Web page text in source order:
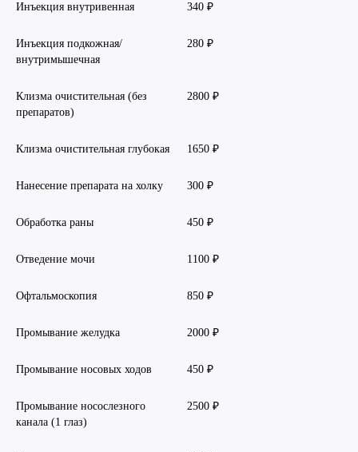
Инъекция внутривенная 340 ₽
Инъекция подкожная/
внутримышечная
280 ₽
Клизма очистительная (без
препаратов)
2800 ₽
Клизма очистительная глубокая 1650 ₽
Нанесение препарата на холку 300 ₽
Обработка раны 450 ₽
Отведение мочи 1100 ₽
Офтальмоскопия 850 ₽
Промывание желудка 2000 ₽
Промывание носовых ходов 450 ₽
Промывание носослезного
канала (1 глаз)
2500 ₽